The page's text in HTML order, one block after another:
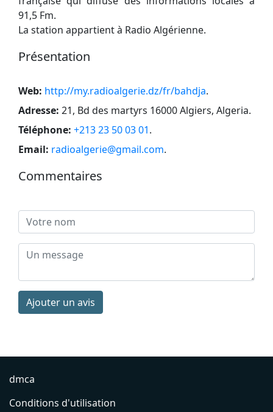
91,5 Fm.
La station appartient à Radio Algérienne.
Présentation
Web: http://my.radioalgerie.dz/fr/bahdja.
Adresse: 21, Bd des martyrs 16000 Algiers, Algeria.
Téléphone: +213 23 50 03 01.
Email: radioalgerie@gmail.com.
Commentaires
Ajouter un avis
dmca
Conditions d'utilisation